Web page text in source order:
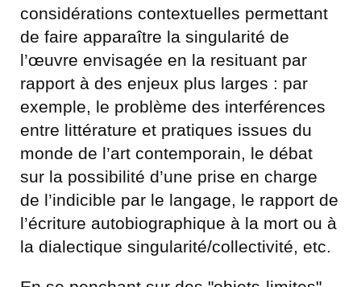
considérations contextuelles permettant
de faire apparaître la singularité de
l’œuvre envisagée en la resituant par
rapport à des enjeux plus larges : par
exemple, le problème des interférences
entre littérature et pratiques issues du
monde de l’art contemporain, le débat
sur la possibilité d’une prise en charge
de l’indicible par le langage, le rapport de
l’écriture autobiographique à la mort ou à
la dialectique singularité/collectivité, etc.